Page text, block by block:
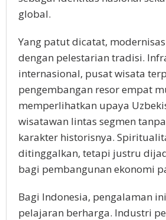
global.
Yang patut dicatat,
dengan pelestarian tradisi.
internasional, pusat wisata
pengembangan resor empat
memperlihatkan upaya
wisatawan lintas segmen
karakter historisnya.
ditinggalkan, tetapi justru
bagi pembangunan ekonomi
Bagi Indonesia, pengalaman
pelajaran berharga. Industri